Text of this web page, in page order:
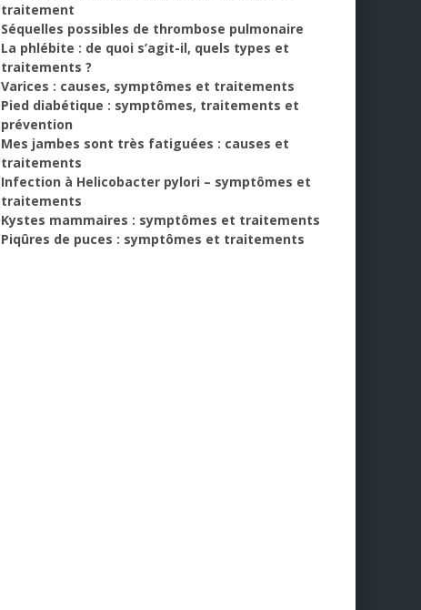
traitement
Séquelles possibles de thrombose pulmonaire
La phlébite : de quoi s’agit-il, quels types et
traitements ?
Varices : causes, symptômes et traitements
Pied diabétique : symptômes, traitements et
prévention
Mes jambes sont très fatiguées : causes et
traitements
Infection à Helicobacter pylori – symptômes et
traitements
Kystes mammaires : symptômes et traitements
Piqûres de puces : symptômes et traitements